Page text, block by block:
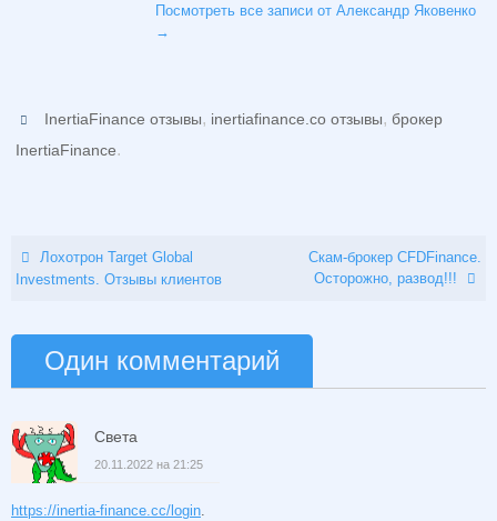
Посмотреть все записи от Александр Яковенко
→
InertiaFinance отзывы, inertiafinance.co отзывы,брокер
InertiaFinance.
Лохотрон Target Global
Investments. Отзывы клиентов
Скам-брокер CFDFinance.
Осторожно, развод!!!
Один комментарий
Света
20.11.2022 на 21:25
https://inertia-finance.cc/login